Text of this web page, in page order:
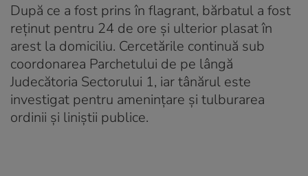
După ce a fost prins în flagrant, bărbatul a fost
reținut pentru 24 de ore și ulterior plasat în
arest la domiciliu. Cercetările continuă sub
coordonarea Parchetului de pe lângă
Judecătoria Sectorului 1, iar tânărul este
investigat pentru amenințare și tulburarea
ordinii și liniștii publice.